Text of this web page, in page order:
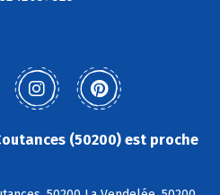
(50200) est proche